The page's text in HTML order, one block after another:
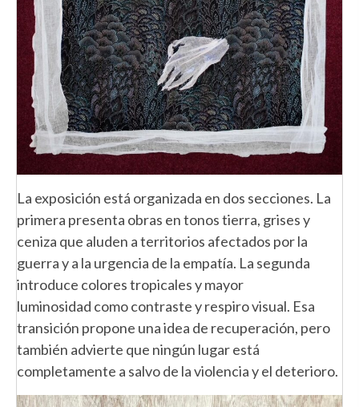
La exposición está organizada en dos secciones. La
primera presenta obras en tonos tierra, grises y
ceniza que aluden a territorios afectados por la
guerra y a la urgencia de la empatía. La segunda
introduce colores tropicales y mayor
luminosidad como contraste y respiro visual. Esa
transición propone una idea de recuperación, pero
también advierte que ningún lugar está
completamente a salvo de la violencia y el deterioro.